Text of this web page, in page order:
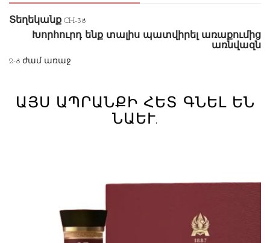
Տեղեկանք CH-38
Խորհուրդ ենք տալիս պատվիրել առաքումից
առնվազն
2-8 ժամ առաջ
ԱՅՍ ԱՊՐԱՆՔԻ ՀԵՏ ԳՆԵԼ ԵՆ
ՆԱԵՒ.